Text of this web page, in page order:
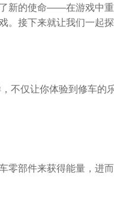
新的使命——在游戏中
。接下来就让我们一起
不仅让你体验到修车的
零部件来获得能量，进